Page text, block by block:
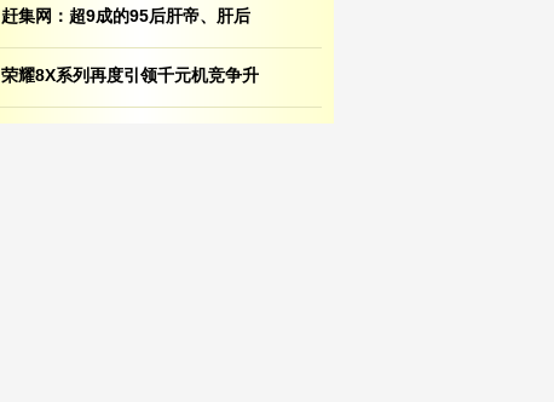
赶集网：超9成的95后肝帝、肝后
荣耀8X系列再度引领千元机竞争升